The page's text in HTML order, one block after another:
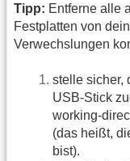
Tipp: Entferne alle
Festplatten von
Verwechslungen
stelle sicher,
USB-Stick
working-
(das heißt,
bist).